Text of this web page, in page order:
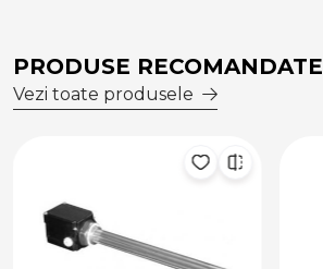
PRODUSE RECOMANDATE
Vezi toate produsele